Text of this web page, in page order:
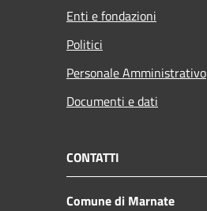
Enti e fondazioni
Politici
Personale Amministrativo
Documenti e dati
CONTATTI
Comune di Marnate